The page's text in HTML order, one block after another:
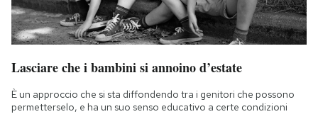
Lasciare che i bambini si annoino d’estate
È un approccio che si sta diffondendo tra i genitori che possono
permetterselo, e ha un suo senso educativo a certe condizioni